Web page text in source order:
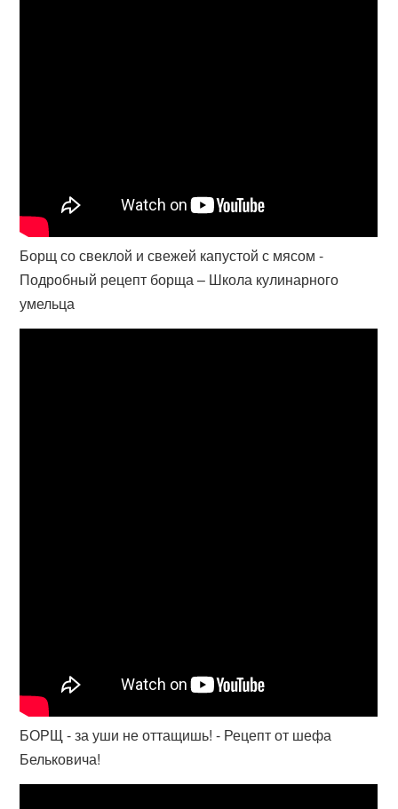
Борщ со свеклой и свежей капустой с мясом -
Подробный рецепт борща – Школа кулинарного
умельца
БОРЩ - за уши не оттащишь! - Рецепт от шефа
Бельковича!